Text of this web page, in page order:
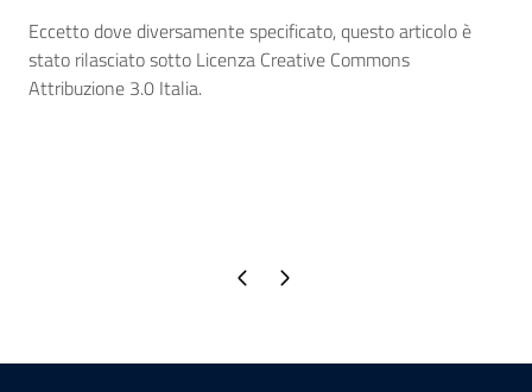
Eccetto dove diversamente specificato, questo articolo è
stato rilasciato sotto Licenza Creative Commons
Attribuzione 3.0 Italia.
Pagina precedente
Pagina successiva